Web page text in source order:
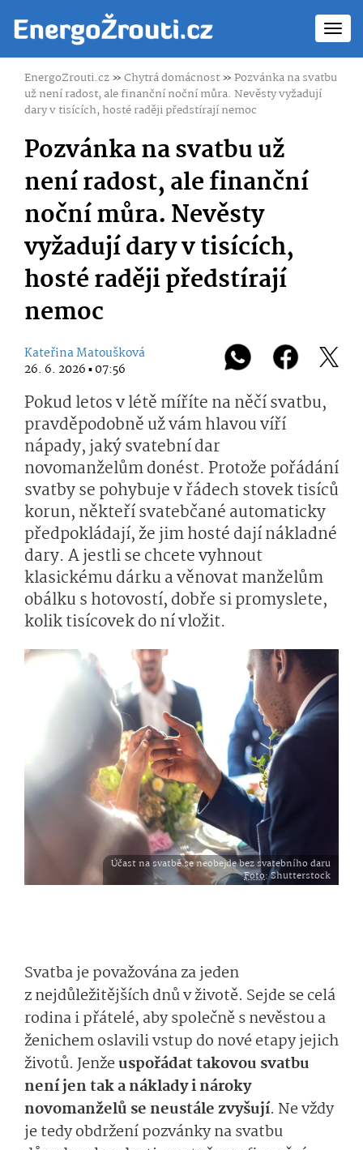
EnergoZrouti.cz»Chytrá domácnost»Pozvánka na svatbu
už není radost, ale finanční noční můra. Nevěsty vyžadují
dary v tisících, hosté raději předstírají nemoc
Pozvánka na svatbu už
není radost, ale finanční
noční můra. Nevěsty
vyžadují dary v tisících,
hosté raději předstírají
nemoc
Kateřina Matoušková
26. 6. 2026 ▪ 07:56
Pokud letos v létě míříte na něčí svatbu,
pravděpodobně už vám hlavou víří
nápady, jaký svatební dar
novomanželům donést. Protože pořádání
svatby se pohybuje v řádech stovek tisíců
korun, někteří svatebčané automaticky
předpokládají, že jim hosté dají nákladné
dary. A jestli se chcete vyhnout
klasickému dárku a věnovat manželům
obálku s hotovostí, dobře si promyslete,
kolik tisícovek do ní vložit.
Účast na svatbě se neobejde bez svatebního daru
Foto: Shutterstock
Svatba je považována za jeden
z nejdůležitějších dnů v životě. Sejde se celá
rodina i přátelé, aby společně s nevěstou a
ženichem oslavili vstup do nové etapy jejich
životů. Jenžeuspořádat takovou svatbu
není jen tak a náklady i nároky
novomanželů se neustále zvyšují. Ne vždy
je tedy obdržení pozvánky na svatbu